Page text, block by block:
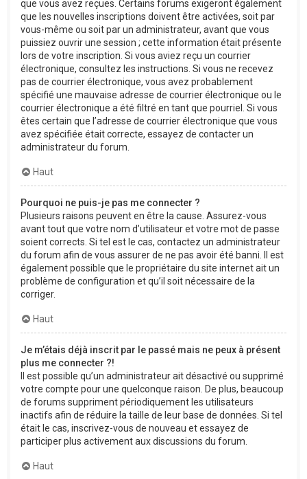
que vous avez reçues. Certains forums exigeront également
que les nouvelles inscriptions doivent être activées, soit par
vous-même ou soit par un administrateur, avant que vous
puissiez ouvrir une session ; cette information était présente
lors de votre inscription. Si vous aviez reçu un courrier
électronique, consultez les instructions. Si vous ne recevez
pas de courrier électronique, vous avez probablement
spécifié une mauvaise adresse de courrier électronique ou le
courrier électronique a été filtré en tant que pourriel. Si vous
êtes certain que l’adresse de courrier électronique que vous
avez spécifiée était correcte, essayez de contacter un
administrateur du forum.
Haut
Pourquoi ne puis-je pas me connecter ?
Plusieurs raisons peuvent en être la cause. Assurez-vous
avant tout que votre nom d’utilisateur et votre mot de passe
soient corrects. Si tel est le cas, contactez un administrateur
du forum afin de vous assurer de ne pas avoir été banni. Il est
également possible que le propriétaire du site internet ait un
problème de configuration et qu’il soit nécessaire de la
corriger.
Haut
Je m’étais déjà inscrit par le passé mais ne peux à présent
plus me connecter ?!
Il est possible qu’un administrateur ait désactivé ou supprimé
votre compte pour une quelconque raison. De plus, beaucoup
de forums suppriment périodiquement les utilisateurs
inactifs afin de réduire la taille de leur base de données. Si tel
était le cas, inscrivez-vous de nouveau et essayez de
participer plus activement aux discussions du forum.
Haut